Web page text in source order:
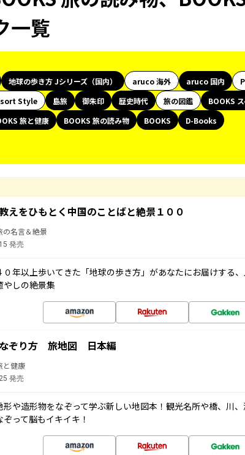
一覧
地球の歩き方 Jシリーズ（国内） aruco 海外 aruco 国内
Style 島旅 御朱印 歴史時代 旅の図鑑
BOOKS
旅と健康 BOOKS 旅の読み物 BOOKS
D-Books
えをひもとく中国のことばと絶景１００
の名言＆絶景
発売
０年以上歩いてきた「地球の歩き方」があなたにお届けする
やしの絶景集
ぞり方 旅地図 日本編
と健康
発売
形や造形物をなぞって学ぶ新しい地図本！観光名所や橋、川
って脳もイキイキ！